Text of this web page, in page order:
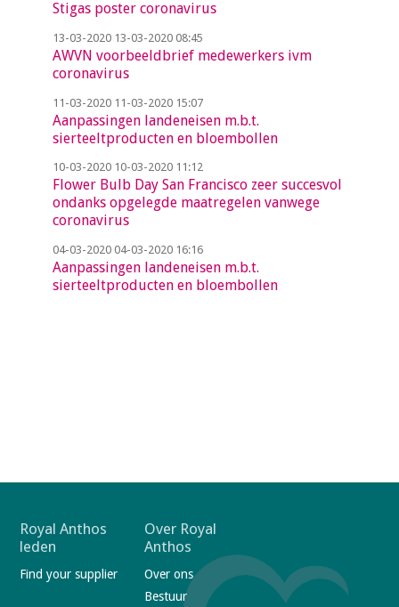
Stigas poster coronavirus
13-03-202013-03-2020 08:45
AWVN voorbeeldbrief medewerkers ivm
coronavirus
11-03-202011-03-2020 15:07
Aanpassingen landeneisen m.b.t.
sierteeltproducten en bloembollen
10-03-202010-03-2020 11:12
Flower Bulb Day San Francisco zeer succesvol
ondanks opgelegde maatregelen vanwege
coronavirus
04-03-202004-03-2020 16:16
Aanpassingen landeneisen m.b.t.
sierteeltproducten en bloembollen
F
o
o
Royal Anthos
leden
Find your supplier
Over Royal
Anthos
Over ons
Bestuur